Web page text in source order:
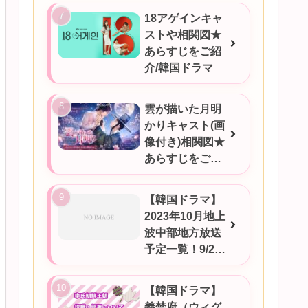
18アゲインキャ
ストや相関図★
あらすじをご紹
介/韓国ドラマ
雲が描いた月明
かりキャスト(画
像付き)相関図★
あらすじをご紹
介/韓国ドラマ
【韓国ドラマ】
2023年10月地上
波中部地方放送
予定一覧！9/25
更新
【韓国ドラマ】